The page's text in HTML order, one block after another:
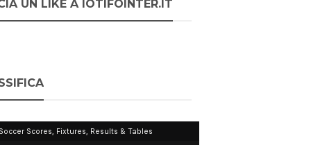
UN LIKE A IOTIFOINTER.IT